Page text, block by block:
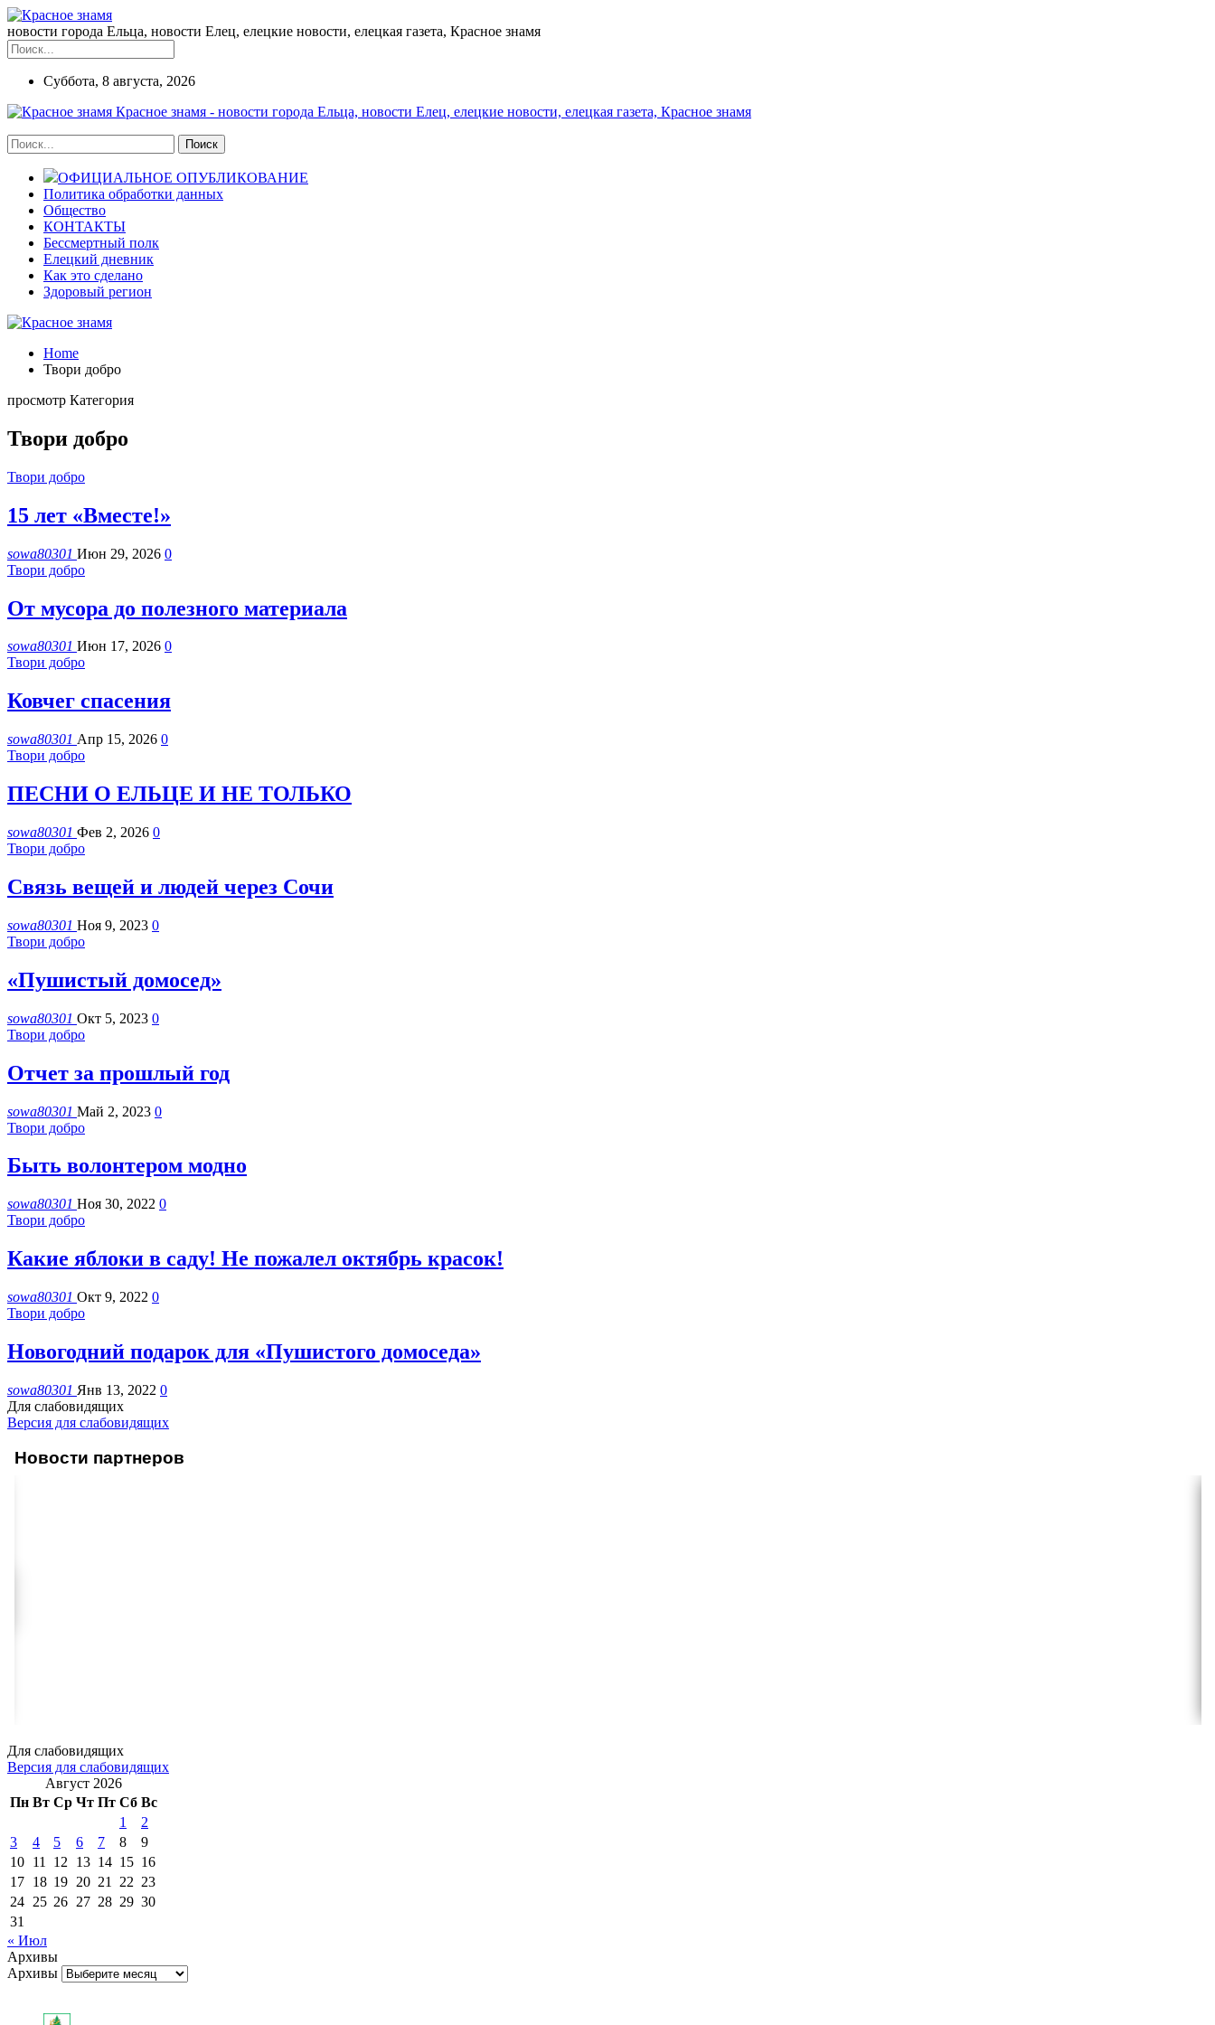
новости города Ельца, новости Елец, елецкие новости, елецкая газета, Красное знамя
Суббота, 8 августа, 2026
Красное знамя - новости города Ельца, новости Елец, елецкие новости, елецкая газета, Красное знамя
ОФИЦИАЛЬНОЕ ОПУБЛИКОВАНИЕ
Политика обработки данных
Общество
КОНТАКТЫ
Бессмертный полк
Елецкий дневник
Как это сделано
Здоровый регион
Home
Твори добро
просмотр Категория
Твори добро
Твори добро
15 лет «Вместе!»
sowa80301 Июн 29, 2026 0
Твори добро
От мусора до полезного материала
sowa80301 Июн 17, 2026 0
Твори добро
Ковчег спасения
sowa80301 Апр 15, 2026 0
Твори добро
ПЕСНИ О ЕЛЬЦЕ И НЕ ТОЛЬКО
sowa80301 Фев 2, 2026 0
Твори добро
Связь вещей и людей через Сочи
sowa80301 Ноя 9, 2023 0
Твори добро
«Пушистый домосед»
sowa80301 Окт 5, 2023 0
Твори добро
Отчет за прошлый год
sowa80301 Май 2, 2023 0
Твори добро
Быть волонтером модно
sowa80301 Ноя 30, 2022 0
Твори добро
Какие яблоки в саду! Не пожалел октябрь красок!
sowa80301 Окт 9, 2022 0
Твори добро
Новогодний подарок для «Пушистого домоседа»
sowa80301 Янв 13, 2022 0
Для слабовидящих
Версия для слабовидящих
Новости партнеров
Для слабовидящих
Версия для слабовидящих
Август 2026
Пн Вт Ср Чт Пт Сб Вс
1
2
3
4 5 6 7 8
9
10 11 12 13 14 15 16
17 18 19 20 21 22 23
24 25 26 27 28 29 30
31
« Июл
Архивы
Архивы